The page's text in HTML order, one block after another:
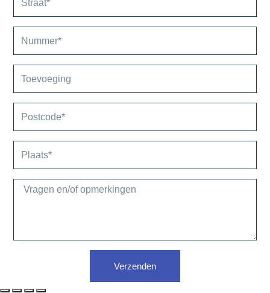
Verzenden